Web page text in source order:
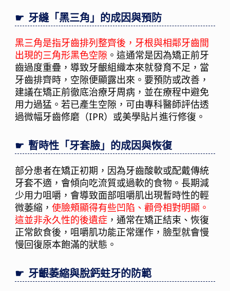
牙縫「黑三角」的成因與預防
黑三角是指牙齒排列整齊後，牙根與相鄰牙齒間
出現的三角形黑色空隙 。這通常是因為矯正前牙
齒過度重疊，導致牙齦組織本來就發育不足，當
牙齒排齊時，空隙便顯露出來。要預防或改善，
建議在矯正前徹底治療牙周病，並在療程中避免
用力過猛。若已產生空隙，可由專科醫師評估透
過微幅牙齒修磨（IPR）或美學貼片進行修復。
暫時性「牙套臉」的成因與恢復
部分患者在矯正初期，因為牙齒酸軟或配戴傳統
牙套不適，會傾向吃流質或過軟的食物。長期減
少用力咀嚼，會導致面部咀嚼肌出現暫時性的輕
微萎縮，使臉頰顯得有些凹陷、顴骨相對明顯。
這並非永久性的後遺症 ，通常在矯正結束、恢復
正常飲食後，咀嚼肌功能正常運作，臉型就會慢
慢回復原本飽滿的狀態。
牙齦萎縮與脫鈣蛀牙的防範